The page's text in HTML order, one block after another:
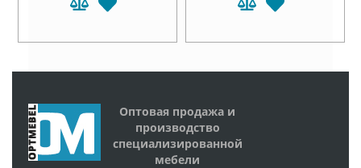
Оптовая продажа и
производство
специализированной
мебели